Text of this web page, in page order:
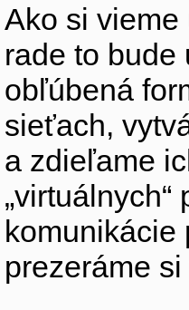
Ako si
rade to bude
obľúbená
sieťach,
a zdieľame
komunikácie
prezeráme